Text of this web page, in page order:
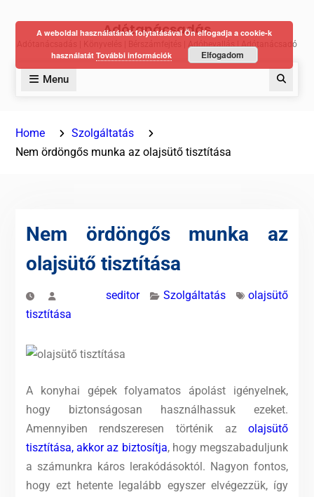
Adótanácsadás
Adótanácsadás | Könyvelés | Bérszámfejtés | Adóbevallás | Adótanácsadó
Menu
Home
Szolgáltatás
Nem ördöngős munka az olajsütő tisztítása
Nem ördöngős munka az
olajsütő tisztítása
seditor Szolgáltatás
olajsütő
tisztítása
A konyhai gépek folyamatos ápolást igényelnek,
hogy biztonságosan használhassuk ezeket.
Amennyiben rendszeresen történik azolajsütő
tisztítása, akkor az biztosítja, hogy megszabaduljunk
a számunkra káros lerakódásoktól. Nagyon fontos,
hogy ezt hetente legalább egyszer elvégezzük, így
A weboldal használatának folytatásával Ön elfogadja a cookie-k
használatát További információk Elfogadom